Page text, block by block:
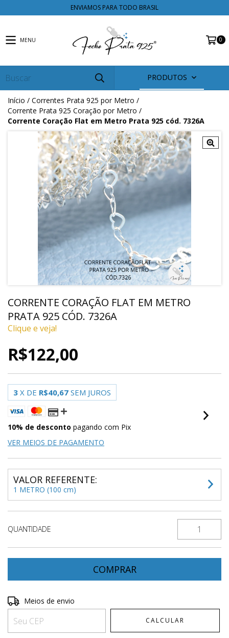
ENVIAMOS PARA TODO BRASIL
MENU 0
PRODUTOS
Início / Correntes Prata 925 por Metro /
Corrente Prata 925 Coração por Metro /
Corrente Coração Flat em Metro Prata 925 cód. 7326A
CORRENTE CORAÇÃO FLAT EM METRO
PRATA 925 CÓD. 7326A
Clique e veja!
R$122,00
3 X DE R$40,67 SEM JUROS
10% de desconto pagando com Pix
VER MEIOS DE PAGAMENTO
VALOR REFERENTE:
1 METRO (100 cm)
QUANTIDADE
Entregas para o CEP:
Meios de envio
CALCULAR